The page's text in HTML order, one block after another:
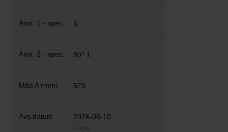
1
90° 1
570
2026-08-10
I lager